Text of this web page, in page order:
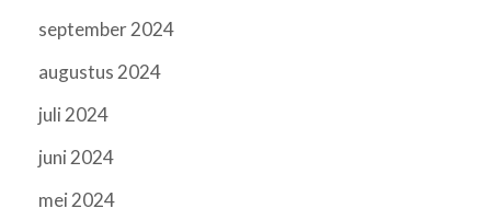
september 2024
augustus 2024
juli 2024
juni 2024
mei 2024